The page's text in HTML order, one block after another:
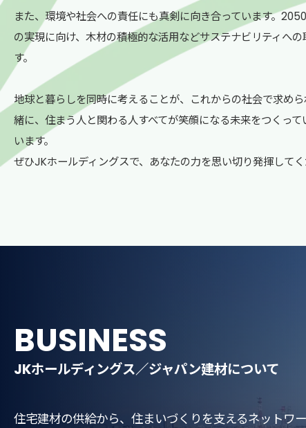
また、環境や社会への責任にも真剣に向き合っています。
の実現に向け、木材の積極的な活用などサステナビリティへ
す。
地球と暮らしを同時に考えることが、これからの社会で求め
緒に、住まう人と関わる人すべてが笑顔になる未来をつくっ
います。
ぜひJKホールディングスで、あなたの力を思い切り発揮してく
BUSINESS
JKホールディングス／ジャパン建材について
住宅建材の供給から、住まいづくりを支えるネットワー